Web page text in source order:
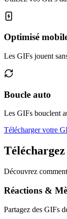
Optimisé
Les GIFs jouent
Boucle auto
Les GIFs bouclent
Télécharger votre
Découvrez
Réactions &
Partagez des GIFs